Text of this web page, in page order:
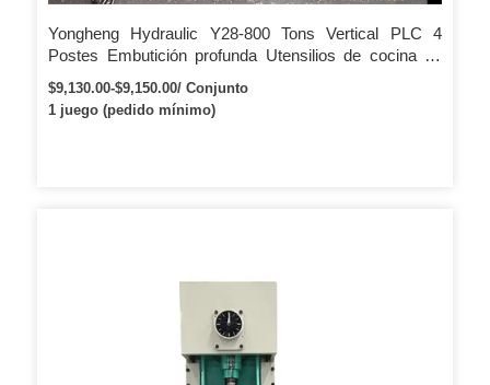
Yongheng Hydraulic Y28-800 Tons Vertical PLC 4
Postes Embutición profunda Utensilios de cocina de
aluminio Prensa hidráulica Punzonadora
$9,130.00-$9,150.00/ Conjunto
1 juego (pedido mínimo)